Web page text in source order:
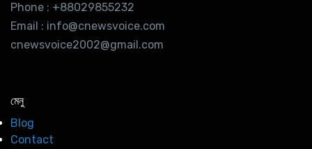
Phone : +88029855232
Email : info@cnewsvoice.com
cnewsvoice2002@gmail.com
মেনু
Blog
Contact